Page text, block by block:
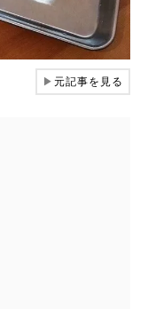
▶元記事を見る